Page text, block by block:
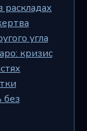
угла
кризис
без